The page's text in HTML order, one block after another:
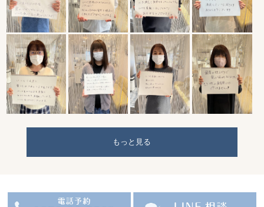
もっと見る